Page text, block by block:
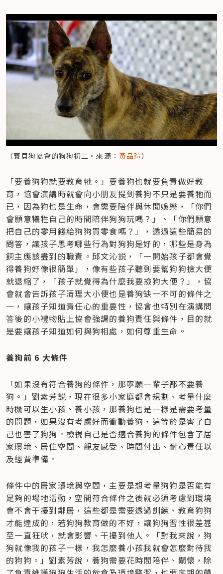
（寶貝狗協會的狗狗初二。來源： 黃品瑄）
「要養狗狗就要教育牠。」要養狗也就要負責做好教
育，協會演講時就會向小朋友提到養狗不只是要養牠而
已，因為狗也是生命，會需要陪伴與休閒娛樂，「你們
會願意犧牲自己的時間陪伴狗狗玩嗎？」、「你們願意
把自己的零用錢給狗狗買零食嗎？」，透過這些簡易的
問答，讓孩子思考哪些行為對狗狗是好的，哪些是身為
飼主應該盡到的職責。邱文沁説，「一開始孩子都會覺
得養狗好像很簡單」，像有些孩子聽到要幫狗狗撿大便
就退縮了，「孩子就覺得為什麼我要撿狗大便？」，協
會就會告訴孩子清理大小便也是養狗缺一不可的條件之
一，讓孩子知道責任心的重要性，協會也特別在演講問
答後的小禮物貼上協會強調的養狗責任與條件，目的就
是要讓孩子知道如何與狗相處，如何尊重生命。
養狗前 6 大條件
「如果沒有符合養狗的條件，那寧願一輩子都不要養
狗。」劉素芳説，現在很多小家庭都會規劃、考量什麼
時機可以生小孩、養小孩，那養狗也是一樣是需要考量
的問題，如果沒有考慮好而衝動養狗，這等於是害了自
己也害了狗狗。檢視自己是否適合養狗的條件包含了居
家環境、居住空間、親友感受、時間付出、耐心責任以
及經費準備。
條件中的居家環境與空間，主要是想考量狗狗是否能有
足夠的場地活動，空間符合條件之後就必須考慮到環境
會不會干擾到鄰居，這些都是需要透過訓練、教育狗狗
才能達成的，若狗狗教育做的不好，讓狗狗習性很差甚
至一直狂吠，就會影響、干擾到他人。「對我來說，狗
狗就像我的孩子一樣，我怎麼養小孩我就會怎麼對待我
的狗狗。」劉素芳說，養狗需要花時間陪伴、關懷，除